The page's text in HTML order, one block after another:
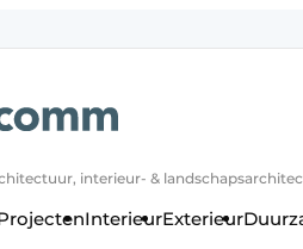
interieur- &
InterieurExterieur